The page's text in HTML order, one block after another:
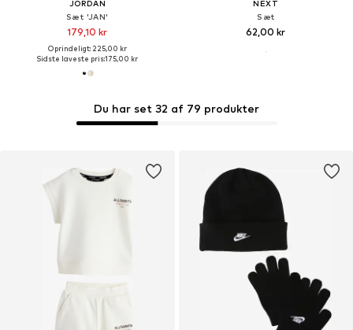
JORDAN
Sæt 'JAN'
179,10 kr
Oprindeligt: 225,00 kr
Sidste laveste pris:175,00 kr
NEXT
Sæt
62,00 kr
Du har set 32 af 79 produkter